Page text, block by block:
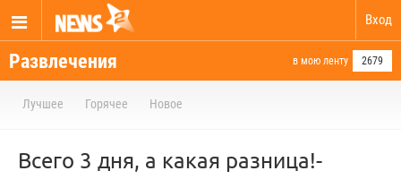
Вход
Развлечения в мою ленту 2679
Лучшее Горячее Новое
Всего 3 дня, а какая разница!-